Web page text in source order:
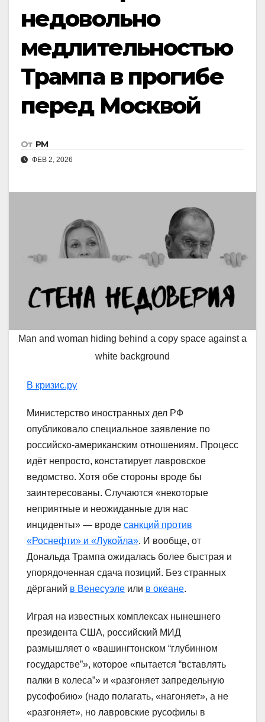
недовольно
медлительностью
Трампа в прогибе
перед Москвой
От РМ
ФЕВ 2, 2026
Man and woman hiding behind a copy space against a
white background
В кризис.ру
Министерство иностранных дел РФ
опубликовало специальное заявление по
российско-американским отношениям. Процесс
идёт непросто, констатирует лавровское
ведомство. Хотя обе стороны вроде бы
заинтересованы. Случаются «некоторые
неприятные и неожиданные для нас
инциденты» — вроде санкций против
«Роснефти» и «Лукойла». И вообще, от
Дональда Трампа ожидалась более быстрая и
упорядоченная сдача позиций. Без странных
дёрганий в Венесуэле или в океане.
Играя на известных комплексах нынешнего
президента США, российский МИД
размышляет о «вашингтонском “глубинном
государстве”», которое «пытается “вставлять
палки в колеса”» и «разгоняет запредельную
русофобию» (надо полагать, «нагоняет», а не
«разгоняет», но лавровские русофилы в